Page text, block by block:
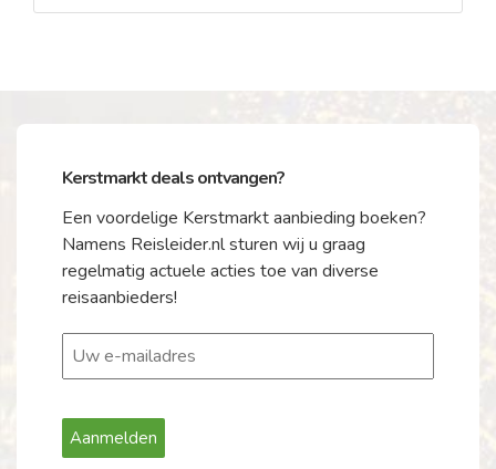
Kerstmarkt deals ontvangen?
Een voordelige Kerstmarkt aanbieding boeken?
Namens Reisleider.nl sturen wij u graag
regelmatig actuele acties toe van diverse
reisaanbieders!